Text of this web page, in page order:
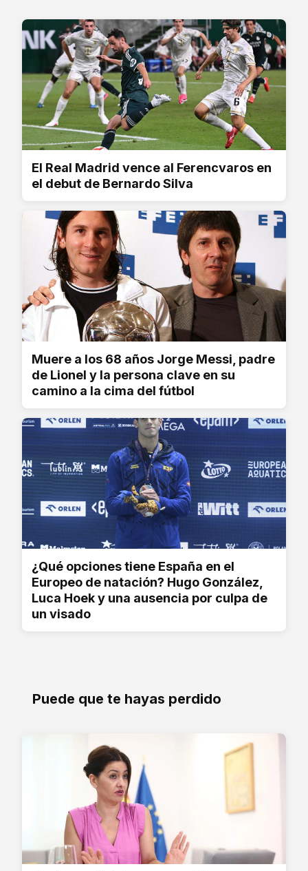
El Real Madrid vence al Ferencvaros en
el debut de Bernardo Silva
Muere a los 68 años Jorge Messi, padre
de Lionel y la persona clave en su
camino a la cima del fútbol
¿Qué opciones tiene España en el
Europeo de natación? Hugo González,
Luca Hoek y una ausencia por culpa de
un visado
Puede que te hayas perdido